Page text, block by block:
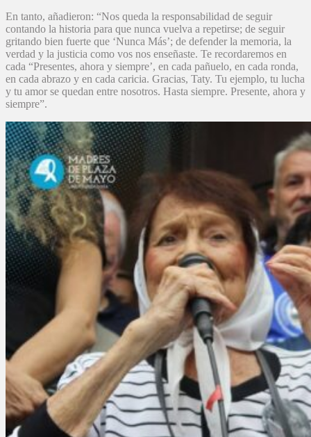
En tanto, añadieron: “Nos queda la responsabilidad de seguir
contando la historia para que nunca vuelva a repetirse; de seguir
gritando bien fuerte que ‘Nunca Más’; de defender la memoria, la
verdad y la justicia como vos nos enseñaste. Te recordaremos en
cada “Presentes, ahora y siempre’, en cada pañuelo, en cada ronda,
en cada abrazo y en cada caricia. Gracias, Taty. Tu ejemplo, tu lucha
y tu amor se quedan entre nosotros. Hasta siempre. Presente, ahora y
siempre”.